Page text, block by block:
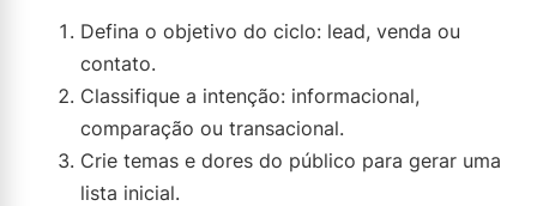
Defina o objetivo do ciclo: lead, venda ou
contato.
Classifique a intenção: informacional,
comparação ou transacional.
Crie temas e dores do público para gerar uma
lista inicial.